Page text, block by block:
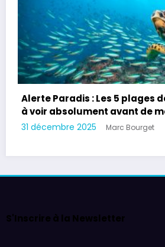
Alerte Paradis : Les 5 plages
à voir absolument avant de
31 décembre 2025 Marc Bourget
S'Inscrire à la Newsletter